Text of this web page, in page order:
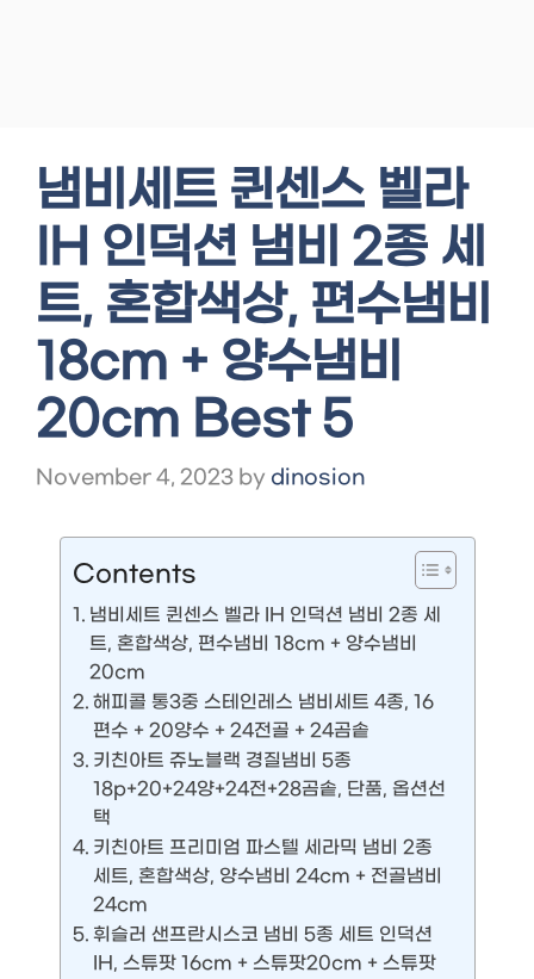
냄비세트 퀸센스 벨라
IH 인덕션 냄비 2종 세
트, 혼합색상, 편수냄비
18cm + 양수냄비
20cm Best 5
November 4, 2023 by dinosion
Contents
냄비세트 퀸센스 벨라 IH 인덕션 냄비 2종 세
트, 혼합색상, 편수냄비 18cm + 양수냄비
20cm
해피콜 통3중 스테인레스 냄비세트 4종, 16
편수 + 20양수 + 24전골 + 24곰솥
키친아트 쥬노블랙 경질냄비 5종
18p+20+24양+24전+28곰솥, 단품, 옵션선
택
키친아트 프리미엄 파스텔 세라믹 냄비 2종
세트, 혼합색상, 양수냄비 24cm + 전골냄비
24cm
휘슬러 샌프란시스코 냄비 5종 세트 인덕션
IH, 스튜팟 16cm + 스튜팟20cm + 스튜팟